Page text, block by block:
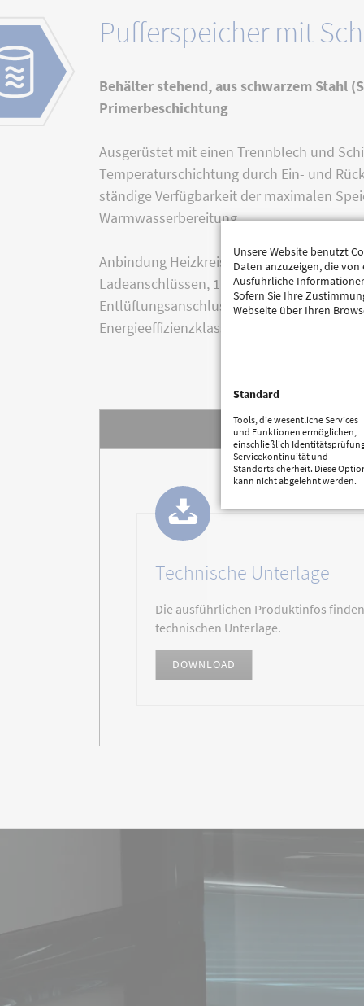
Pufferspeicher mit
Behälter stehend, aus schwarzem Stahl
Primerbeschichtung
Ausgerüstet mit einen Trennblech und
Temperaturschichtung durch Ein- und
ständige Verfügbarkeit der maximalen
Warmwasserbereitung.
Anbindung Heizkreis, Frischwassermodul,
Ladeanschlüssen, 1 Anschluss E-
Entlüftungsanschluss, Stellring sowie
Energieeffizienzklasse C.
Technische Unterlage
Die ausführlichen Produktinfos
technischen Unterlage.
DOWNLOAD
Unsere Website benutzt
Daten anzuzeigen, die
Ausführliche
Sofern Sie Ihre
Webseite über Ihren
Standard
Tools, die wesentliche Services
und Funktionen ermöglichen,
einschließlich
Servicekontinuität und
Standortsicherheit. Diese
kann nicht abgelehnt werden.